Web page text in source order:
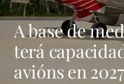
A base de
terá
avións en